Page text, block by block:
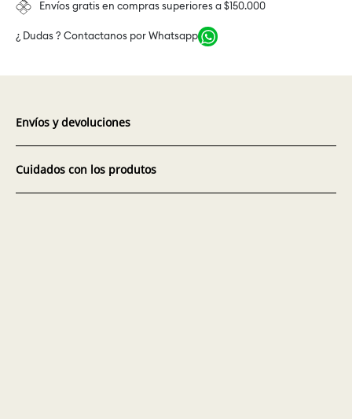
Envíos gratis en compras superiores a $150.000
¿ Dudas ? Contactanos por Whatsapp
Envíos y devoluciones
Cuidados con los produtos